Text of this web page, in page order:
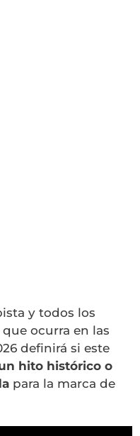
y todos los
ocurra en las
definirá si este
hito histórico o
para la marca de